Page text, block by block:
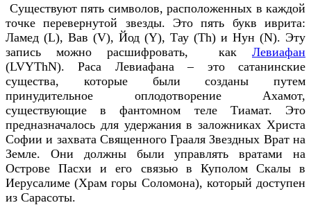
Существуют пять символов, расположенных в каждой
точке перевернутой звезды. Это пять букв иврита:
Ламед (L), Вав (V), Йод (Y), Тау (Th) и Нун (N). Эту
запись можно расшифровать, как Левиафан
(LVYThN). Раса Левиафана – это сатанинские
существа, которые были созданы путем
принудительное оплодотворение Ахамот,
существующие в фантомном теле Тиамат. Это
предназначалось для удержания в заложниках Христа
Софии и захвата Священного Грааля Звездных Врат на
Земле. Они должны были управлять вратами на
Острове Пасхи и его связью в Куполом Скалы в
Иерусалиме (Храм горы Соломона), который доступен
из Сарасоты.